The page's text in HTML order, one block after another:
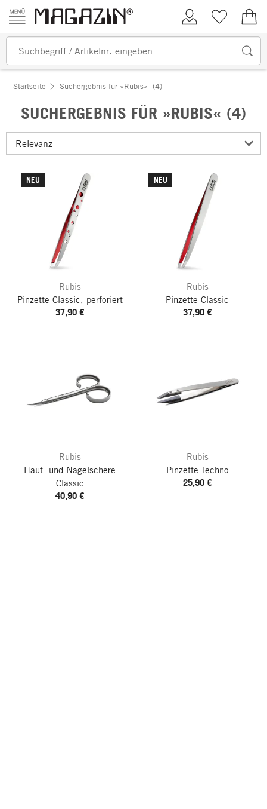
Zum Inhalt springen
Kundenkonto
Merkliste
Startseite Suchergebnis für »Rubis« (4)
SUCHERGEBNIS FÜR »RUBIS« (4)
NEU
Rubis
Pinzette Classic, perforiert
37,90 €
NEU
Rubis
Pinzette Classic
37,90 €
Rubis
Haut- und Nagelschere
Classic
40,90 €
Rubis
Pinzette Techno
25,90 €